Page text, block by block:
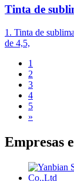
Tinta de
1. Tinta de
de 4,5,
1
2
3
4
5
»
Empresas